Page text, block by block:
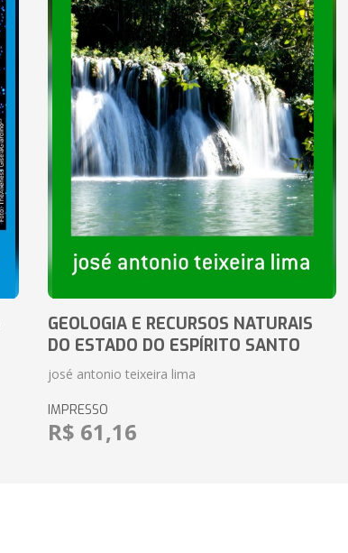
GEOLOGIA E RECURSOS NATURAIS
DO ESTADO DO ESPÍRITO SANTO
josé antonio teixeira lima
IMPRESSO
R$ 61,16